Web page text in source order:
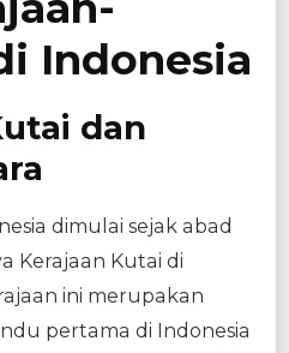
Indonesia
dan
dimulai sejak abad
Kerajaan Kutai di
ini merupakan
pertama di Indonesia